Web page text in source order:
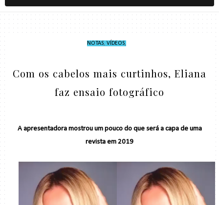
NOTAS, VÍDEOS,
Com os cabelos mais curtinhos, Eliana
faz ensaio fotográfico
A apresentadora mostrou um pouco do que será a capa de uma
revista em 2019